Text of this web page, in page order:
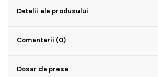
Detalii ale produsului
Comentarii (0)
Dosar de presa